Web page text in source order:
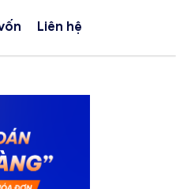
Liên hệ